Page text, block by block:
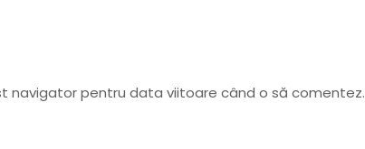
navigator pentru data viitoare când o să comentez.